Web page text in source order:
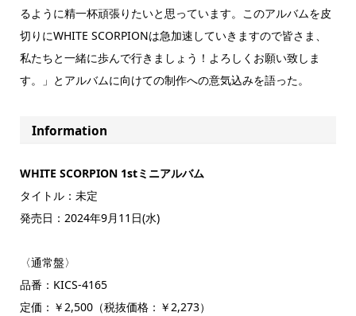
るように精一杯頑張りたいと思っています。このアルバムを皮
切りにWHITE SCORPIONは急加速していきますので皆さま、
私たちと一緒に歩んで行きましょう！よろしくお願い致しま
す。」とアルバムに向けての制作への意気込みを語った。
Information
WHITE SCORPION 1stミニアルバム
タイトル：未定
発売日：2024年9月11日(水)
〈通常盤〉
品番：KICS-4165
定価：￥2,500（税抜価格：￥2,273）